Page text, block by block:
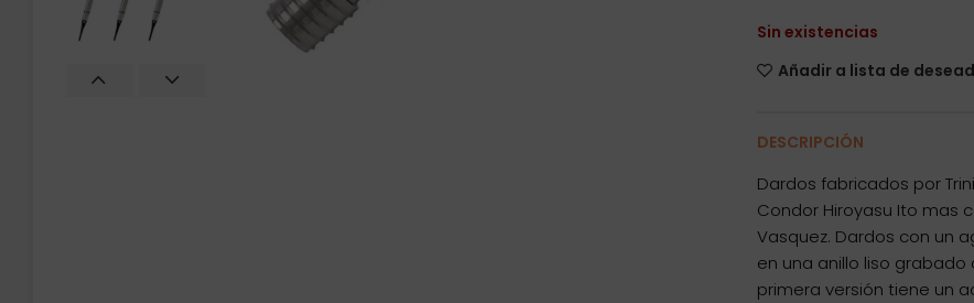
Sin existencias
Añadir a lista de
DESCRIPCIÓN
Dardos fabricados por
Condor Hiroyasu Ito mas
Vasquez. Dardos con un
en una anillo liso grabado
primera versión tiene un